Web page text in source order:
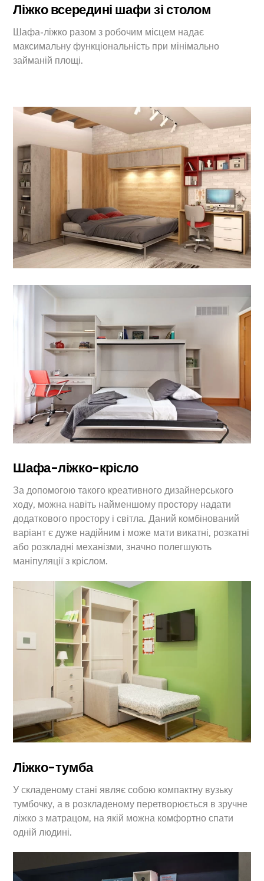
Ліжко всередині шафи зі столом
Шафа-ліжко разом з робочим місцем надає
максимальну функціональність при мінімально
займаній площі.
Шафа-ліжко-крісло
За допомогою такого креативного дизайнерського
ходу, можна навіть найменшому простору надати
додаткового простору і світла. Даний комбінований
варіант є дуже надійним і може мати викатні, розкатні
або розкладні механізми, значно полегшують
маніпуляції з кріслом.
Ліжко-тумба
У складеному стані являє собою компактну вузьку
тумбочку, а в розкладеному перетворюється в зручне
ліжко з матрацом, на якій можна комфортно спати
одній людині.